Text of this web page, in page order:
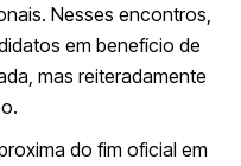
Nesses encontros,
em benefício de
mas reiteradamente
do fim oficial em